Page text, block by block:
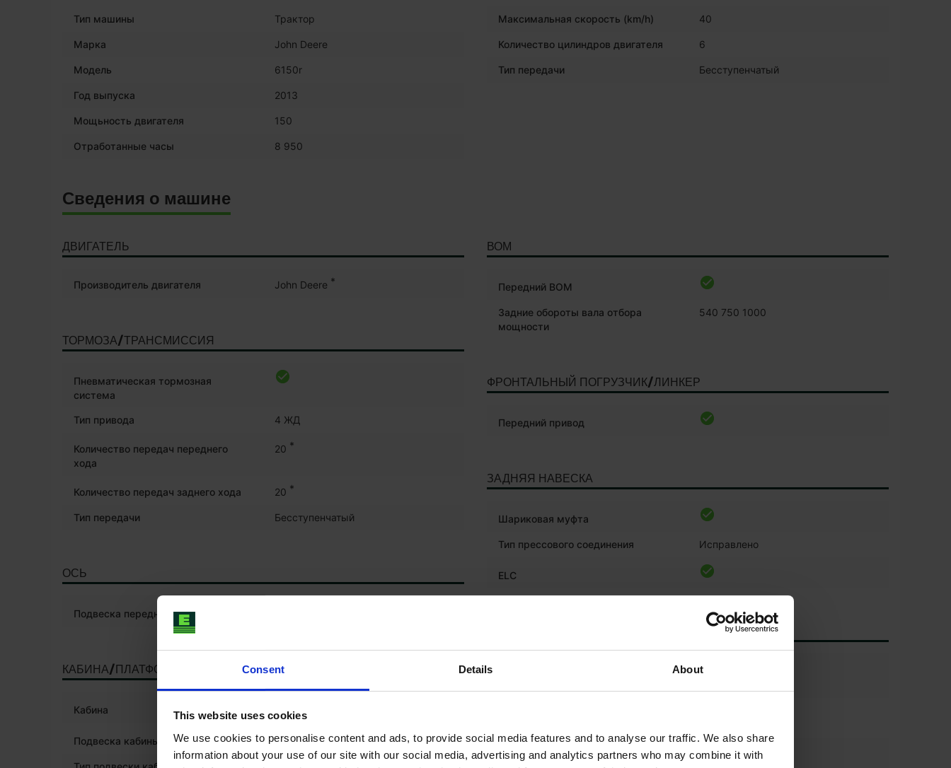
Consent Details About
This website uses cookies
We use cookies to personalise content and ads, to provide social media features and to analyse our traffic. We also share
information about your use of our site with our social media, advertising and analytics partners who may combine it with
Тип машины Трактор
Марка John Deere
Модель 6150r
Год выпуска 2013
Мощьность двигателя 150
Отработанные часы 8 950
Максимальная скорость (km/h) 40
Количество цилиндров двигателя 6
Тип передачи Бесступенчатый
Сведения о машине
ДВИГАТЕЛЬ
Производитель двигателя John Deere *
ТОРМОЗА/ТРАНСМИССИЯ
Пневматическая тормозная
система
Тип привода 4 ЖД
Количество передач переднего
хода
20 *
Количество передач заднего хода 20 *
Тип передачи Бесступенчатый
ОСЬ
Подвеска передней оси
КАБИНА/ПЛАТФОРМА
Кабина
Подвеска кабины
ВОМ
Передний ВОМ
Задние обороты вала отбора
мощности
540 750 1000
ФРОНТАЛЬНЫЙ ПОГРУЗЧИК/ЛИНКЕР
Передний привод
ЗАДНЯЯ НАВЕСКА
Шариковая муфта
Тип прессового соединения Исправлено
ELC
соединение ISOBUS *